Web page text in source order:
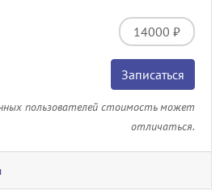
14000 ₽
Записаться
пользователей стоимость может
отличаться.